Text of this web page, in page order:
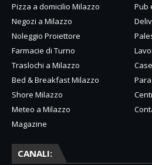
Pizza a domicilio Milazzo
Pub
Negozi a Milazzo
Noleggio Proiettore
Farmacie di Turno
Traslochi a Milazzo
Bed & Breakfast Milazzo
Shore Milazzo
Meteo a Milazzo
Magazine
CANALI: